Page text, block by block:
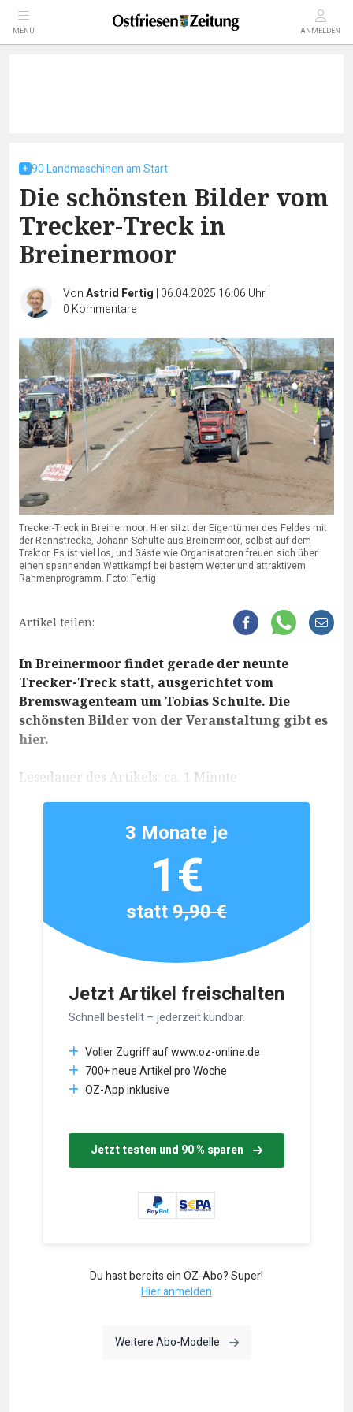
MENÜ ANMELDEN
90 Landmaschinen am Start
Die schönsten Bilder vom
Trecker-Treck in
Breinermoor
VonAstrid Fertig | 06.04.2025 16:06 Uhr|
0 Kommentare
Trecker-Treck in Breinermoor: Hier sitzt der Eigentümer des Feldes mit
der Rennstrecke, Johann Schulte aus Breinermoor, selbst auf dem
Traktor. Es ist viel los, und Gäste wie Organisatoren freuen sich über
einen spannenden Wettkampf bei bestem Wetter und attraktivem
Rahmenprogramm. Foto: Fertig
Artikel teilen:
In Breinermoor findet gerade der neunte
Trecker-Treck statt, ausgerichtet vom
Bremswagenteam um Tobias Schulte. Die
schönsten Bilder von der Veranstaltung gibt es
hier.
Lesedauer des Artikels: ca. 1 Minute
Jetzt Artikel freischalten
Schnell bestellt – jederzeit kündbar.
Voller Zugriff auf www.oz-online.de
700+ neue Artikel pro Woche
OZ-App inklusive
Jetzt testen und 90 % sparen
3 Monate je
1€
statt9,90 €
Du hast bereits ein OZ-Abo? Super!
Hier anmelden
Weitere Abo-Modelle